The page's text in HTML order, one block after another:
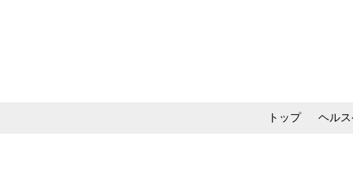
トップ ヘル